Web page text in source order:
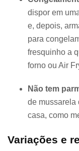
dispor em
e, depois,
para
fresquinho a
forno ou Air
Não tem
de mussarela
casa, como
Variações e